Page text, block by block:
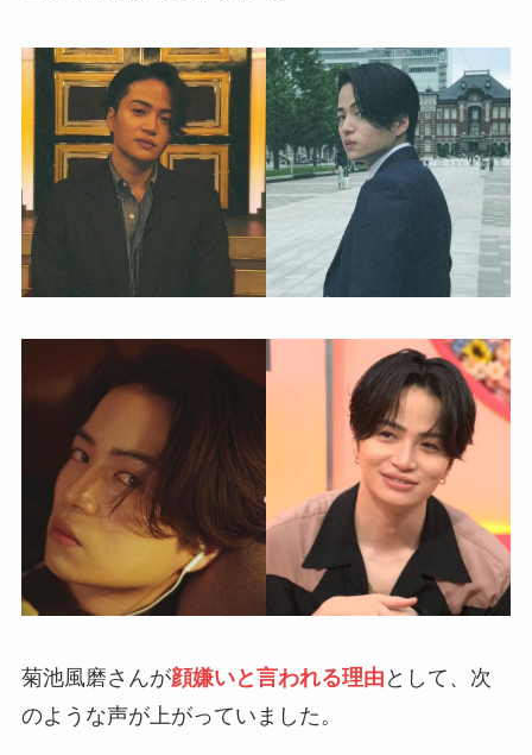
菊池風磨さんが顔嫌いと言われる理由 として、次
のような声が上がっていました。